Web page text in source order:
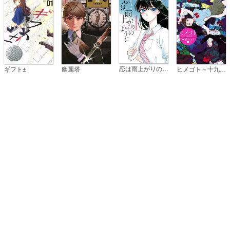
ギフト± 幽麗塔 恋は雨上がりのように